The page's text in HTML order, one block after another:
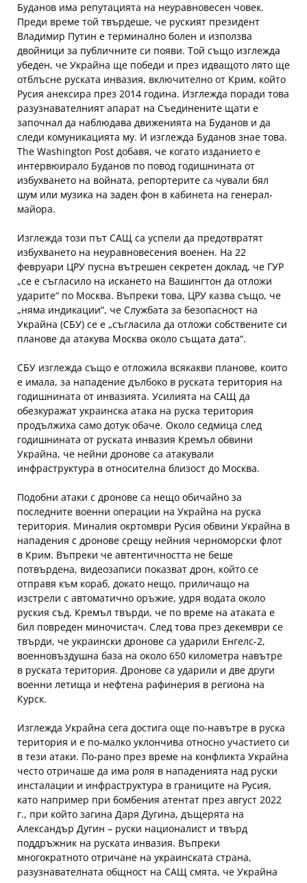
Буданов има репутацията на неуравновесен човек.
Преди време той твърдеше, че руският президент
Владимир Путин е терминално болен и използва
двойници за публичните си появи. Той също изглежда
убеден, че Украйна ще победи и през идващото лято ще
отблъсне руската инвазия, включително от Крим, който
Русия анексира през 2014 година. Изглежда поради това
разузнавателният апарат на Съединените щати е
започнал да наблюдава движенията на Буданов и да
следи комуникацията му. И изглежда Буданов знае това.
The Washington Post добавя, че когато изданието е
интервюирало Буданов по повод годишнината от
избухването на войната, репортерите са чували бял
шум или музика на заден фон в кабинета на генерал-
майора.
Изглежда този път САЩ са успели да предотвратят
избухването на неуравновесения военен. На 22
февруари ЦРУ пусна вътрешен секретен доклад, че ГУР
„се е съгласило на искането на Вашингтон да отложи
ударите“ по Москва. Въпреки това, ЦРУ казва също, че
„няма индикации“, че Службата за безопасност на
Украйна (СБУ) се е „съгласила да отложи собствените си
планове да атакува Москва около същата дата“.
СБУ изглежда също е отложила всякакви планове, които
е имала, за нападение дълбоко в руската територия на
годишнината от инвазията. Усилията на САЩ да
обезкуражат украинска атака на руска територия
продължиха само дотук обаче. Около седмица след
годишнината от руската инвазия Кремъл обвини
Украйна, че нейни дронове са атакували
инфраструктура в относителна близост до Москва.
Подобни атаки с дронове са нещо обичайно за
последните военни операции на Украйна на руска
територия. Миналия окртомври Русия обвини Украйна в
нападения с дронове срещу нейния черноморски флот
в Крим. Въпреки че автентичността не беше
потвърдена, видеозаписи показват дрон, който се
отправя към кораб, докато нещо, приличащо на
изстрели с автоматично оръжие, удря водата около
руския съд. Кремъл твърди, че по време на атаката е
бил повреден миночистач. След това през декември се
твърди, че украински дронове са ударили Енгелс-2,
военновъздушна база на около 650 километра навътре
в руската територия. Дронове са ударили и две други
военни летища и нефтена рафинерия в региона на
Курск.
Изглежда Украйна сега достига още по-навътре в руска
територия и е по-малко уклончива относно участието си
в тези атаки. По-рано през време на конфликта Украйна
често отричаше да има роля в нападенията над руски
инсталации и инфраструктура в границите на Русия,
като например при бомбения атентат през август 2022
г., при който загина Даря Дугина, дъщерята на
Александър Дугин – руски националист и твърд
поддръжник на руската инвазия. Въпреки
многократното отричане на украинската страна,
разузнавателната общност на САЩ смята, че Украйна